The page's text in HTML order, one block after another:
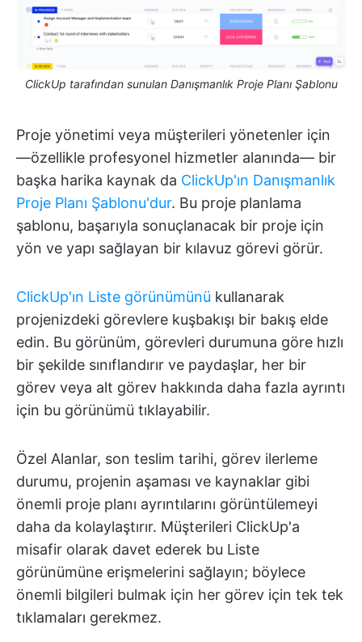
ClickUp tarafından sunulan Danışmanlık Proje Planı Şablonu
Proje yönetimi veya müşterileri yönetenler için
—özellikle profesyonel hizmetler alanında— bir
başka harika kaynak da ClickUp'ın Danışmanlık
Proje Planı Şablonu'dur. Bu proje planlama
şablonu, başarıyla sonuçlanacak bir proje için
yön ve yapı sağlayan bir kılavuz görevi görür.
ClickUp'ın Liste görünümünü kullanarak
projenizdeki görevlere kuşbakışı bir bakış elde
edin. Bu görünüm, görevleri durumuna göre hızlı
bir şekilde sınıflandırır ve paydaşlar, her bir
görev veya alt görev hakkında daha fazla ayrıntı
için bu görünümü tıklayabilir.
Özel Alanlar, son teslim tarihi, görev ilerleme
durumu, projenin aşaması ve kaynaklar gibi
önemli proje planı ayrıntılarını görüntülemeyi
daha da kolaylaştırır. Müşterileri ClickUp'a
misafir olarak davet ederek bu Liste
görünümüne erişmelerini sağlayın; böylece
önemli bilgileri bulmak için her görev için tek tek
tıklamaları gerekmez.